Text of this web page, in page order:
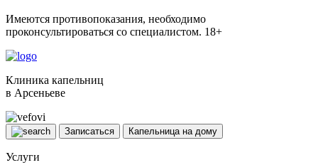
Имеются противопоказания, необходимо
проконсультироваться со специалистом. 18+
Клиника капельниц
в Арсеньеве
Записаться Капельница на дому
Услуги